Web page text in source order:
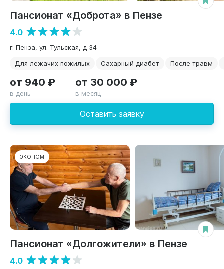
Пансионат «Доброта» в Пензе
4.0
г. Пенза, ул. Тульская, д 34
Для лежачих пожилых
Сахарный диабет После травм
Оставить заявку
от 940 ₽
в день
от 30 000 ₽
в месяц
ЭКОНОМ
Пансионат «Долгожители» в Пензе
4.0